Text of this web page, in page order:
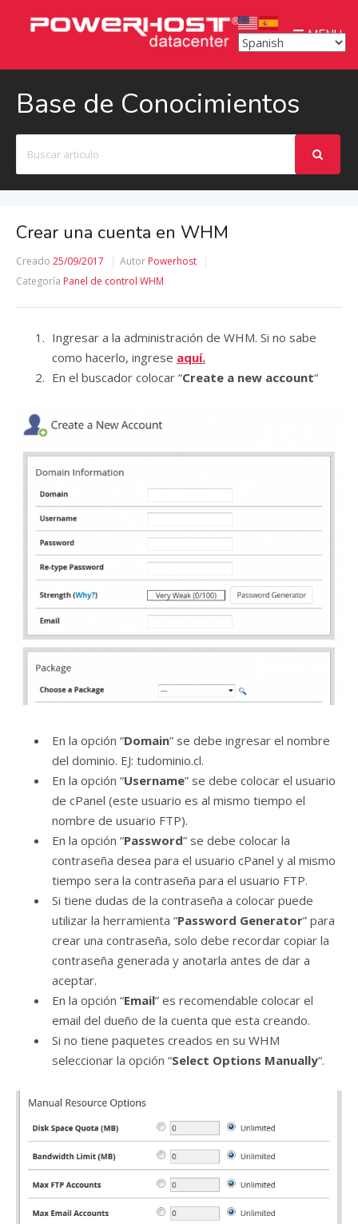
MENU
Base de Conocimientos
Crear una cuenta en WHM
Creado 25/09/2017 Autor Powerhost
Categoría Panel de control WHM
Ingresar a la administración de WHM. Si no sabe
como hacerlo, ingrese aquí.
En el buscador colocar “Create a new account“
En la opción “Domain” se debe ingresar el nombre
del dominio. EJ: tudominio.cl.
En la opción “Username” se debe colocar el usuario
de cPanel (este usuario es al mismo tiempo el
nombre de usuario FTP).
En la opción “Password” se debe colocar la
contraseña desea para el usuario cPanel y al mismo
tiempo sera la contraseña para el usuario FTP.
Si tiene dudas de la contraseña a colocar puede
utilizar la herramienta “Password Generator” para
crear una contraseña, solo debe recordar copiar la
contraseña generada y anotarla antes de dar a
aceptar.
En la opción “Email” es recomendable colocar el
email del dueño de la cuenta que esta creando.
Si no tiene paquetes creados en su WHM
seleccionar la opción “Select Options Manually“.